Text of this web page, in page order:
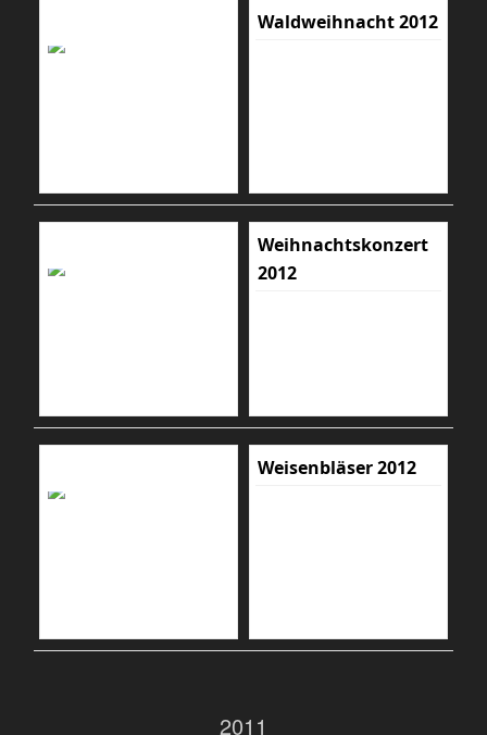
Waldweihnacht 2012
Weihnachtskonzert
2012
Weisenbläser 2012
2011